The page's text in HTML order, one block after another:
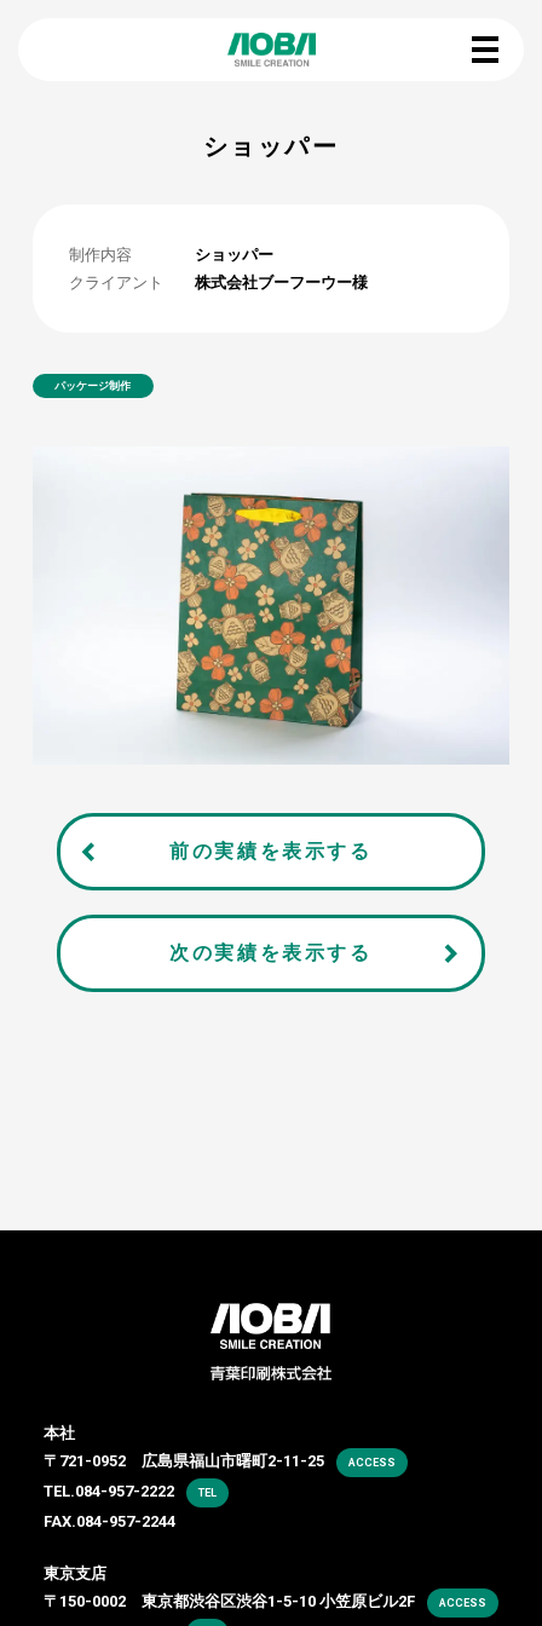
ショッパー
制作内容
ショッパー
クライアント
株式会社ブーフーウー様
パッケージ制作
前の実績を表示する
次の実績を表示する
本社
〒721-0952 広島県福山市曙町2-11-25
ACCESS
TEL.084-957-2222 TEL
FAX.084-957-2244
東京支店
〒150-0002 東京都渋谷区渋谷1-5-10 小笠原ビル2F
ACCESS